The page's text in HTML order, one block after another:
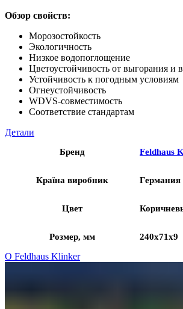
Обзор свойств:
Морозостойкость
Экологичность
Низкое водопоглощение
Цветоустойчивость от выгорания и
Устойчивость к погодным условиям
Огнеустойчивость
WDVS-совместимость
Соответствие стандартам
Детали
Бренд Feldhaus
Країна виробник Германия
Цвет
Розмер, мм 240x71x9
О Feldhaus Klinker